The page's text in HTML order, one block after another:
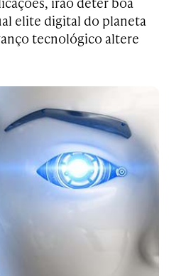
elite digital do planeta
tecnológico altere